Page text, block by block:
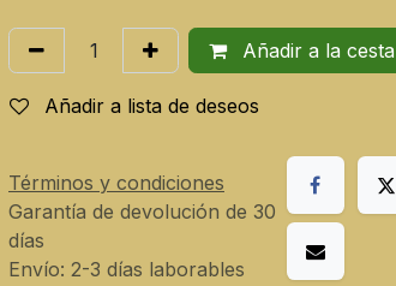
Añadir a la cesta
Añadir a lista de deseos
Términos y condiciones
Garantía de devolución de 30
días
Envío: 2-3 días laborables